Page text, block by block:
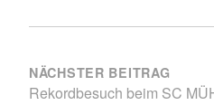
NÄCHSTER BEITRAG
Rekordbesuch beim SC